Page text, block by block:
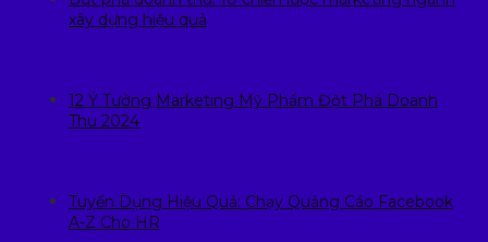
xây dựng hiệu quả
12 Ý Tưởng Marketing Mỹ Phẩm Đột Phá Doanh
Thu 2024
Tuyển Dụng Hiệu Quả: Chạy Quảng Cáo Facebook
A-Z Cho HR